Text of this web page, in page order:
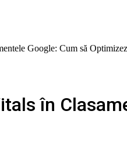
Google: Cum să
în